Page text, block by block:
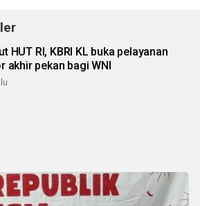
HUT RI, KBRI KL buka pelayanan
akhir pekan bagi WNI